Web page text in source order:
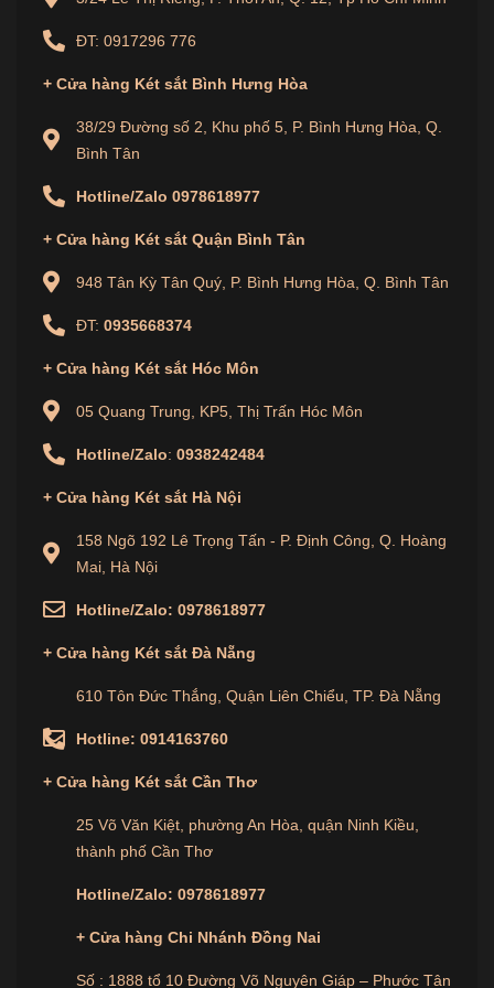
các kiểu dáng đa dạng và màu sắc tinh tế, két sắt
gia đình Dong Sung sẽ trở thành điểm nhấn đẹp
mắt trong không gian sống của bạn.
Nhân sự chuyên nghiệp và bảo mật
Đội ngũ nhân viên chuyên nghiệp của chúng tôi
luôn sẵn sàng tư vấn và hỗ trợ bạn trong việc lựa
chọn sản phẩm phù hợp với nhu cầu và ngân sách
mãn và hài lòng tuyệt đối cho khách hàng. Chúng
tôi sẽ cung cấp thông tin chi tiết về các tính năng,
kích thước và mức độ bảo vệ của từng sản phẩm để
bạn có thể lựa chọn một cách thông minh và đáng
tin cậy.
Cam kết từ Két sắt Dong Sung
Dong Sung không chỉ là một thương hiệu két sắt,
mà còn là đối tác đáng tin cậy của gia đình bạn.
Chúng tôi cam kết mang đến dịch vụ hậu mãi tốt
nhất và đảm bảo rằng mọi yêu cầu và thắc mắc của
bạn sẽ được giải quyết một cách nhanh chóng và
ĐT: 0917296 776
+ Cửa hàng Két sắt Bình Hưng Hòa
38/29 Đường số 2, Khu phố 5, P. Bình Hưng Hòa, Q.
Bình Tân
Hotline/Zalo 0978618977
+ Cửa hàng Két sắt Quận Bình Tân
948 Tân Kỳ Tân Quý, P. Bình Hưng Hòa, Q. Bình Tân
ĐT: 0935668374
+ Cửa hàng Két sắt Hóc Môn
05 Quang Trung, KP5, Thị Trấn Hóc Môn
Hotline/Zalo: 0938242484
+ Cửa hàng Két sắt Hà Nội
158 Ngõ 192 Lê Trọng Tấn - P. Định Công, Q. Hoàng
Mai, Hà Nội
Hotline/Zalo: 0978618977
+ Cửa hàng Két sắt Đà Nẵng
610 Tôn Đức Thắng, Quận Liên Chiểu, TP. Đà Nẵng
Hotline: 0914163760
+ Cửa hàng Két sắt Cần Thơ
25 Võ Văn Kiệt, phường An Hòa, quận Ninh Kiều,
thành phố Cần Thơ
Hotline/Zalo: 0978618977
+ Cửa hàng Chi Nhánh Đồng Nai
Số : 1888 tổ 10 Đường Võ Nguyên Giáp – Phước Tân